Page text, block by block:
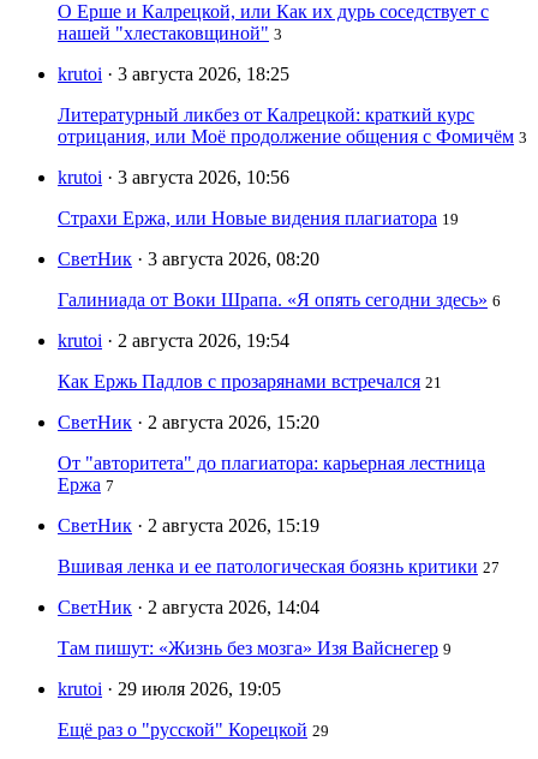
О Ерше и Калрецкой, или Как их дурь соседствует с
нашей "хлестаковщиной" 3
krutoi · 3 августа 2026, 18:25
Литературный ликбез от Калрецкой: краткий курс
отрицания, или Моё продолжение общения с Фомичём 3
krutoi · 3 августа 2026, 10:56
Страхи Ержа, или Новые видения плагиатора 19
СветНик · 3 августа 2026, 08:20
Галиниада от Воки Шрапа. «Я опять сегодни здесь» 6
krutoi · 2 августа 2026, 19:54
Как Ержь Падлов с прозарянами встречался 21
СветНик · 2 августа 2026, 15:20
От "авторитета" до плагиатора: карьерная лестница
Ержа 7
СветНик · 2 августа 2026, 15:19
Вшивая ленка и ее патологическая боязнь критики 27
СветНик · 2 августа 2026, 14:04
Там пишут: «Жизнь без мозга» Изя Вайснегер 9
krutoi · 29 июля 2026, 19:05
Ещё раз о "русской" Корецкой 29